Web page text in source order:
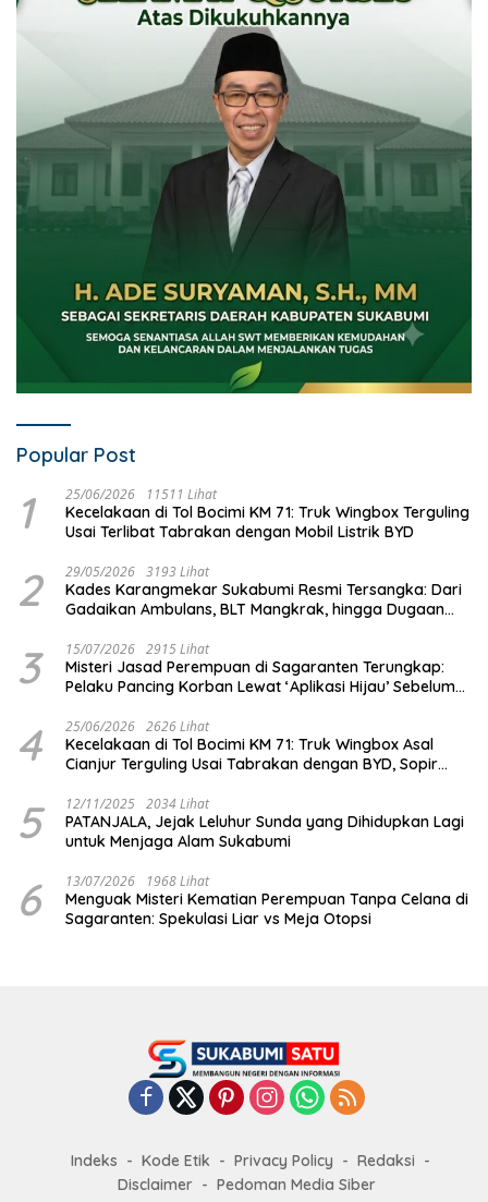
Popular Post
1 25/06/2026 11511 Lihat
Kecelakaan di Tol Bocimi KM 71: Truk Wingbox Terguling
Usai Terlibat Tabrakan dengan Mobil Listrik BYD
2 29/05/2026 3193 Lihat
Kades Karangmekar Sukabumi Resmi Tersangka: Dari
Gadaikan Ambulans, BLT Mangkrak, hingga Dugaan
3 15/07/2026 2915 Lihat
Misteri Jasad Perempuan di Sagaranten Terungkap:
Pelaku Pancing Korban Lewat ‘Aplikasi Hijau’ Sebelum
4 25/06/2026 2626 Lihat
Kecelakaan di Tol Bocimi KM 71: Truk Wingbox Asal
Cianjur Terguling Usai Tabrakan dengan BYD, Sopir
5 12/11/2025 2034 Lihat
PATANJALA, Jejak Leluhur Sunda yang Dihidupkan Lagi
untuk Menjaga Alam Sukabumi
6 13/07/2026 1968 Lihat
Menguak Misteri Kematian Perempuan Tanpa Celana di
Sagaranten: Spekulasi Liar vs Meja Otopsi
Indeks Kode Etik Privacy Policy
Redaksi
Disclaimer
Pedoman Media Siber